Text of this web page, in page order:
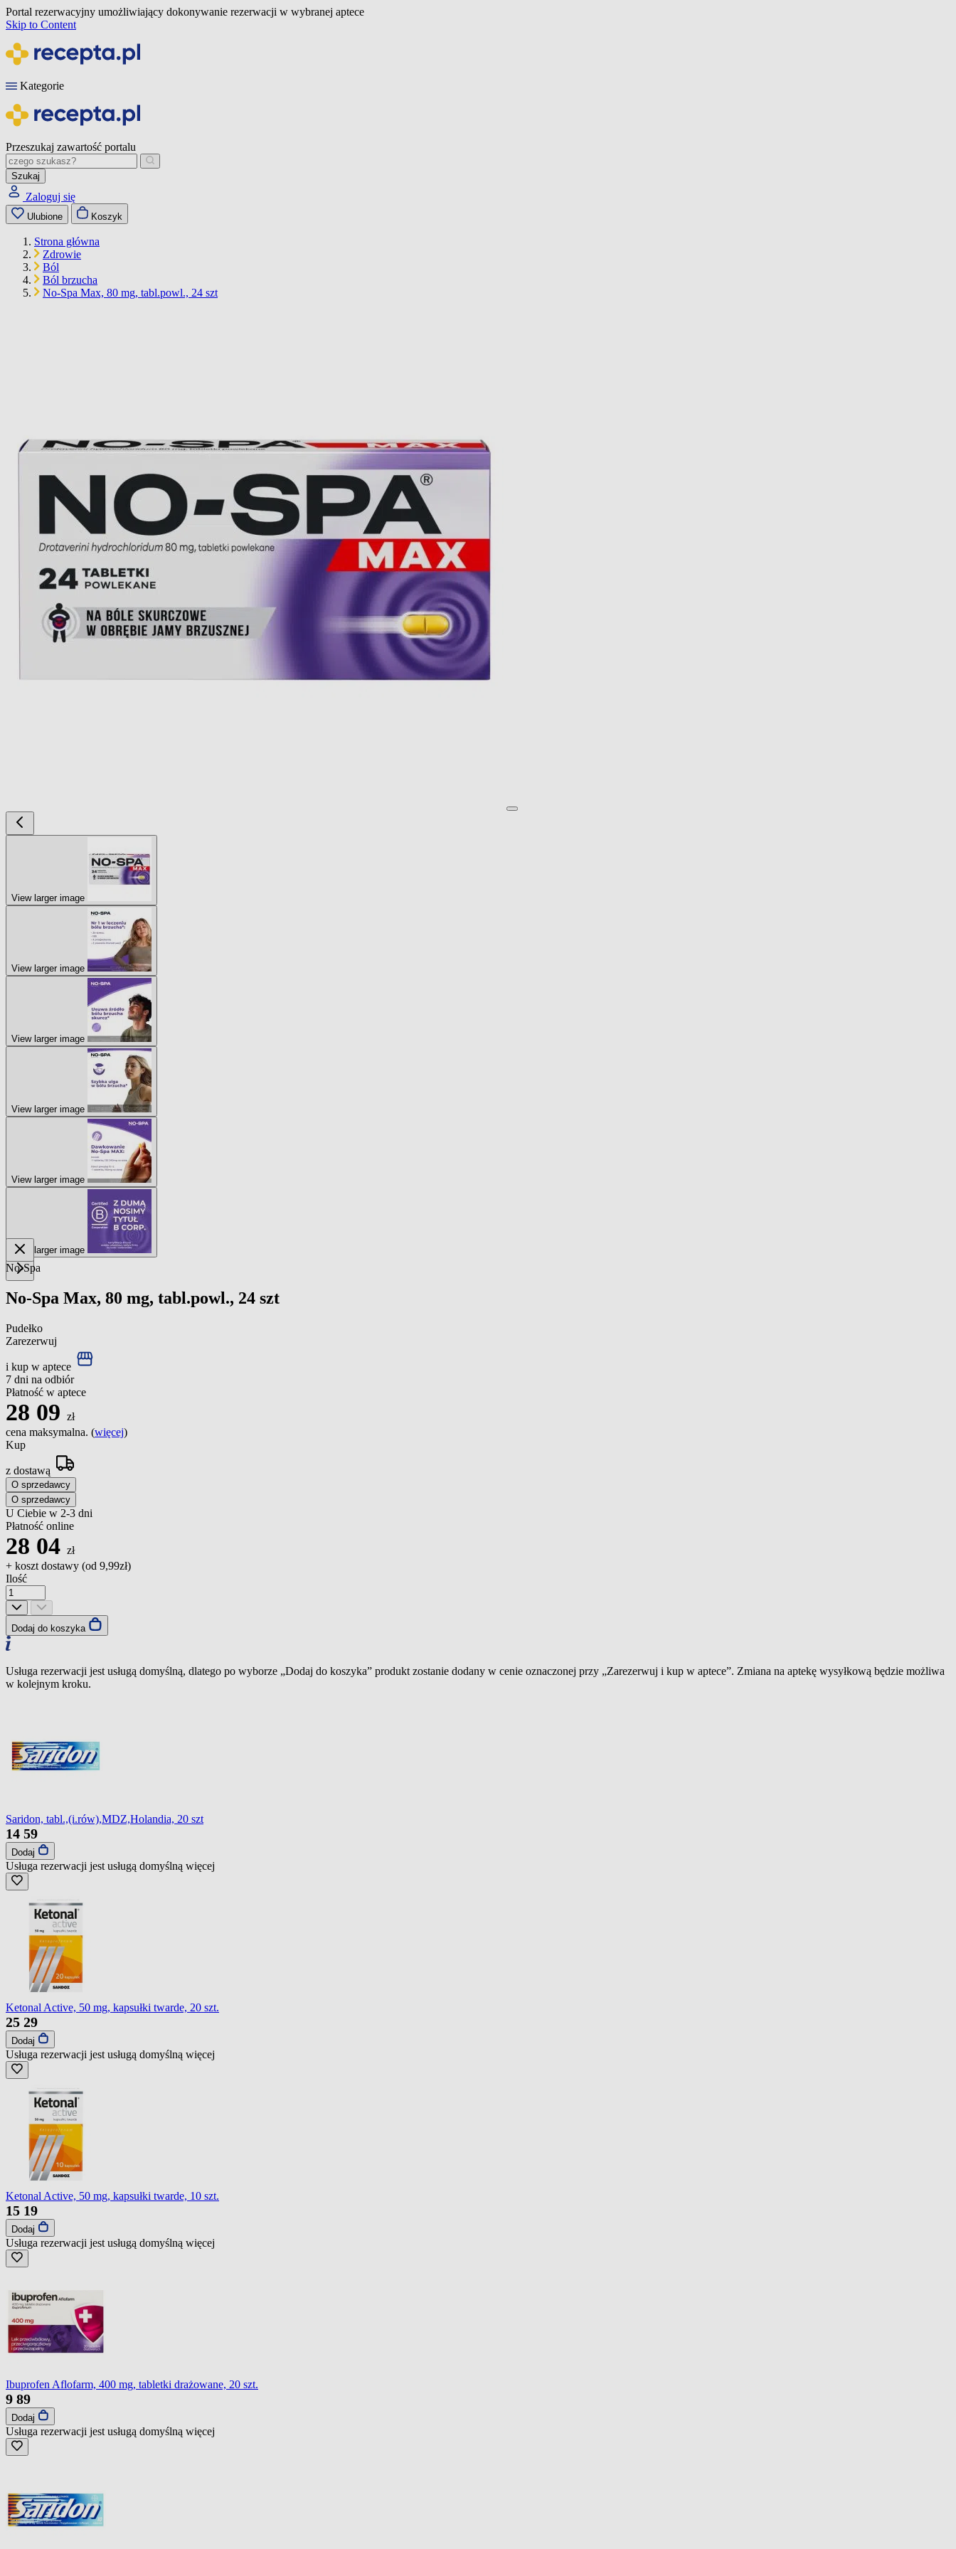
Portal rezerwacyjny umożliwiający dokonywanie rezerwacji w wybranej aptece
Skip to Content
Kategorie
Przeszukaj zawartość portalu
Szukaj
Zaloguj się
Ulubione Koszyk
Strona główna
Zdrowie
Ból
Ból brzucha
No-Spa Max, 80 mg, tabl.powl., 24 szt
View larger image
View larger image
View larger image
View larger image
View larger image
View larger image
No-Spa
No-Spa Max, 80 mg, tabl.powl., 24 szt
Pudełko
Zarezerwuj
i kup w aptece
7 dni na odbiór
Płatność w aptece
28 09 zł
cena maksymalna. (więcej)
Kup
z dostawą
O sprzedawcy
O sprzedawcy
U Ciebie w 2-3 dni
Płatność online
28 04 zł
+ koszt dostawy (od 9,99zł)
Ilość
Dodaj do koszyka
Usługa rezerwacji jest usługą domyślną, dlatego po wyborze „Dodaj do koszyka” produkt zostanie dodany w cenie oznaczonej przy „Zarezerwuj i kup w aptece”. Zmiana na aptekę wysyłkową będzie możliwa
w kolejnym kroku.
Saridon, tabl.,(i.rów),MDZ,Holandia, 20 szt
14 59
Dodaj
Usługa rezerwacji jest usługą domyślną więcej
Ketonal Active, 50 mg, kapsułki twarde, 20 szt.
25 29
Dodaj
Usługa rezerwacji jest usługą domyślną więcej
Ketonal Active, 50 mg, kapsułki twarde, 10 szt.
15 19
Dodaj
Usługa rezerwacji jest usługą domyślną więcej
Ibuprofen Aflofarm, 400 mg, tabletki drażowane, 20 szt.
9 89
Dodaj
Usługa rezerwacji jest usługą domyślną więcej